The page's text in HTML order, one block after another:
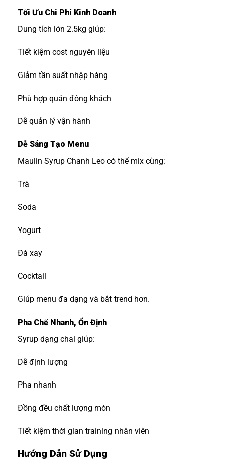
Tối Ưu Chi Phí Kinh Doanh
Dung tích lớn 2.5kg giúp:
Tiết kiệm cost nguyên liệu
Giảm tần suất nhập hàng
Phù hợp quán đông khách
Dễ quản lý vận hành
Dễ Sáng Tạo Menu
Maulin Syrup Chanh Leo có thể mix cùng:
Trà
Soda
Yogurt
Đá xay
Cocktail
Giúp menu đa dạng và bắt trend hơn.
Pha Chế Nhanh, Ổn Định
Syrup dạng chai giúp:
Dễ định lượng
Pha nhanh
Đồng đều chất lượng món
Tiết kiệm thời gian training nhân viên
Hướng Dẫn Sử Dụng